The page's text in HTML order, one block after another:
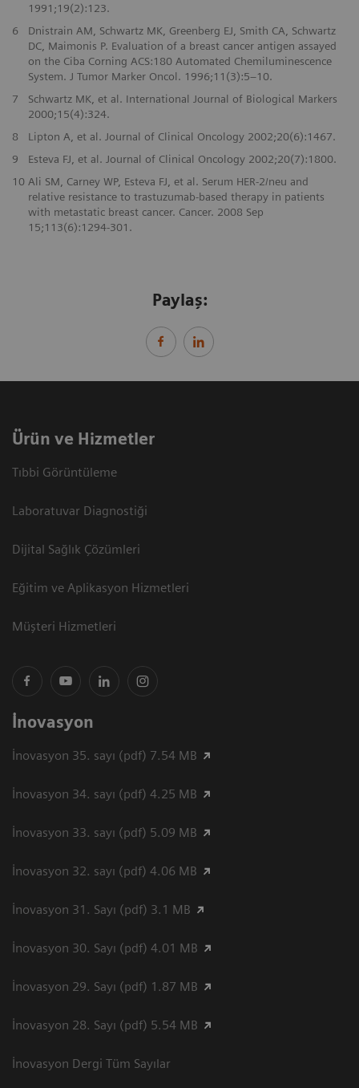
1991;19(2):123.
6
Dnistrain AM, Schwartz MK, Greenberg EJ, Smith CA, Schwartz
DC, Maimonis P. Evaluation of a breast cancer antigen assayed
on the Ciba Corning ACS:180 Automated Chemiluminescence
System. J Tumor Marker Oncol. 1996;11(3):5–10.
7
Schwartz MK, et al. International Journal of Biological Markers
2000;15(4):324.
8
Lipton A, et al. Journal of Clinical Oncology 2002;20(6):1467.
9
Esteva FJ, et al. Journal of Clinical Oncology 2002;20(7):1800.
10 Ali SM, Carney WP, Esteva FJ, et al. Serum HER-2/neu and
relative resistance to trastuzumab-based therapy in patients
with metastatic breast cancer. Cancer. 2008 Sep
15;113(6):1294-301.
Paylaş:
Ürün ve Hizmetler
Tıbbi Görüntüleme
Laboratuvar Diagnostiği
Dijital Sağlık Çözümleri
Eğitim ve Aplikasyon Hizmetleri
Müşteri Hizmetleri
İnovasyon
İnovasyon 35. sayı (pdf) 7.54 MB
İnovasyon 34. sayı (pdf) 4.25 MB
İnovasyon 33. sayı (pdf) 5.09 MB
İnovasyon 32. sayı (pdf) 4.06 MB
İnovasyon 31. Sayı (pdf) 3.1 MB
İnovasyon 30. Sayı (pdf) 4.01 MB
İnovasyon 29. Sayı (pdf) 1.87 MB
İnovasyon 28. Sayı (pdf) 5.54 MB
İnovasyon Dergi Tüm Sayılar